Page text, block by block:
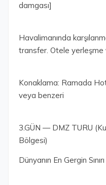
damgası]
Havalimanında
transfer. Otele yerleşme
Konaklama: Ramada
veya benzeri
3.GÜN — DMZ TURU
Bölgesi)
Dünyanın En Gergin